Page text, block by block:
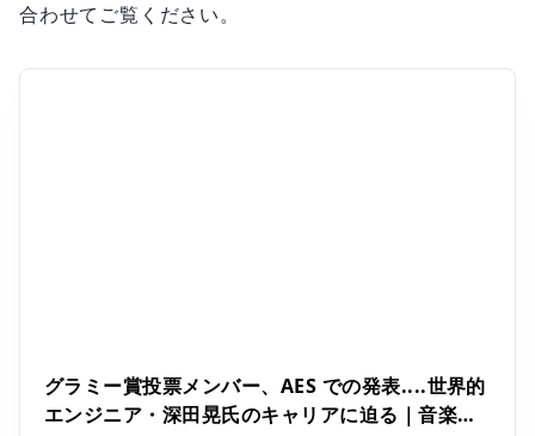
合わせてご覧ください。
エンジニア・深田晃氏のキャリアに迫る｜音楽が
自分に対して力になると感じていた | ONLIVE
深田晃氏は、音楽レコーディング、中継番組、映画録音